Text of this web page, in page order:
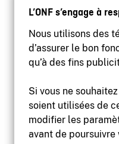
L’ONF s’engage à
Nous utilisons des
d’assurer le bon
qu’à des fins
Si vous ne
soient utilisées de
modifier les
avant de poursuivre
Site